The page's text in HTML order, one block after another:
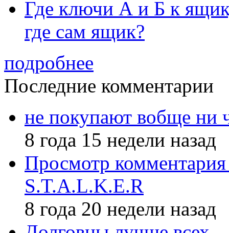
Где ключи А и Б к
где сам ящик?
подробнее
Последние комментарии
не покупают вобще ни
8 года 15 недели назад
Просмотр
S.T.A.L.K.E.R
8 года 20 недели назад